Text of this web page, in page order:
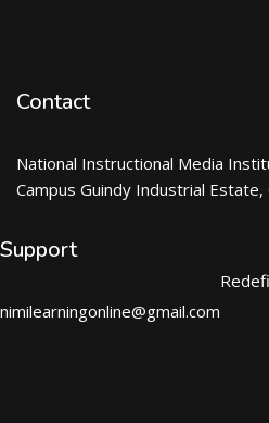
Contact
National Instructional Media
Campus Guindy Industrial Estate,
Support
nimilearningonline@gmail.com